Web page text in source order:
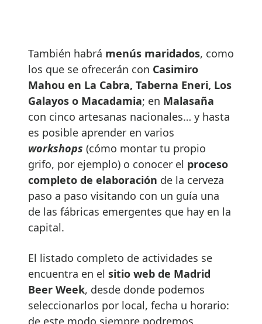
También habrá menús maridados, como
los que se ofrecerán con Casimiro
Mahou en La Cabra, Taberna Eneri, Los
Galayos o Macadamia; en Malasaña
con cinco artesanas nacionales… y hasta
es posible aprender en varios
workshops (cómo montar tu propio
grifo, por ejemplo) o conocer el proceso
completo de elaboración de la cerveza
paso a paso visitando con un guía una
de las fábricas emergentes que hay en la
capital.
El listado completo de actividades se
encuentra en el sitio web de Madrid
Beer Week, desde donde podemos
seleccionarlos por local, fecha u horario:
de este modo siempre podremos